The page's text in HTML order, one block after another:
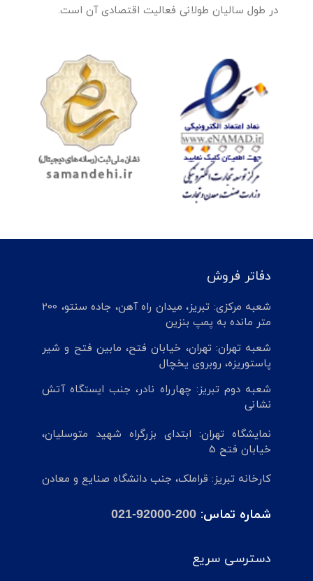
در طول سالیان طولانی فعالیت اقتصادی آن است.
دفاتر فروش
شعبه مرکزی: تبریز، میدان راه آهن، جاده سنتو، 200
متر مانده به پمپ بنزین
شعبه تهران: تهران، خیابان فتح، مابین فتح و شیر
پاستوریزه، روبروی یخچال
شعبه دوم تبریز: چهارراه نادر، جنب ایستگاه آتش
نشانی
نمایشگاه تهران: ابتدای بزرگراه شهید متوسلیان،
خیابان فتح 5
کارخانه تبریز: قراملک، جنب دانشگاه صنایع و معادن
شماره تماس: 021-92000-200
دسترسی سریع